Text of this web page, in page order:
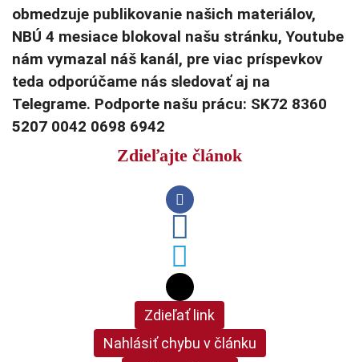
obmedzuje publikovanie našich materiálov,
NBÚ 4 mesiace blokoval našu stránku, Youtube
nám vymazal náš kanál, pre viac príspevkov
teda odporúčame nás sledovať aj na
Telegrame. Podporte našu prácu: SK72 8360
5207 0042 0698 6942
Zdieľajte článok
Zdieľať link
Nahlásiť chybu v článku